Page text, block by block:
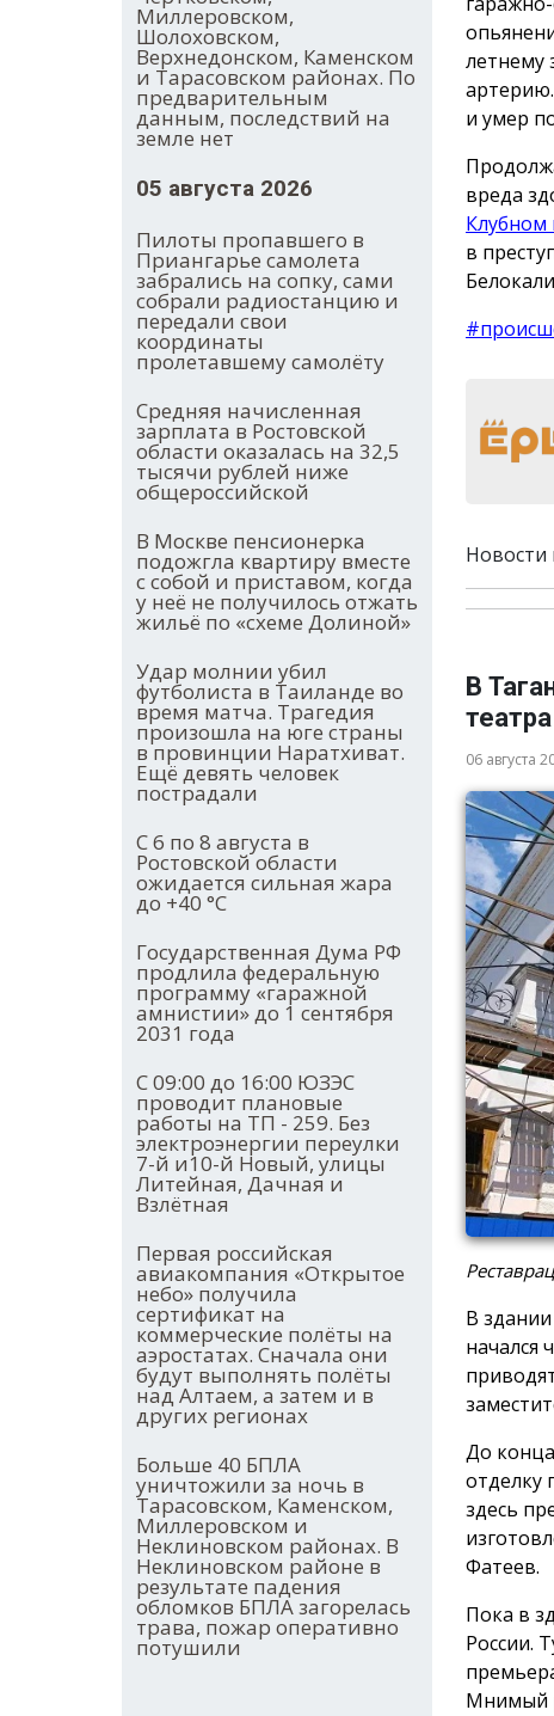
Миллеровском,
Шолоховском,
Верхнедонском, Каменском
и Тарасовском районах. По
предварительным
данным, последствий на
земле нет
05 августа 2026
Пилоты пропавшего в
Приангарье самолета
забрались на сопку, сами
собрали радиостанцию и
передали свои
координаты
пролетавшему самолёту
Средняя начисленная
зарплата в Ростовской
области оказалась на 32,5
тысячи рублей ниже
общероссийской
В Москве пенсионерка
подожгла квартиру вместе
с собой и приставом, когда
у неё не получилось отжать
жильё по «схеме Долиной»
Удар молнии убил
футболиста в Таиланде во
время матча. Трагедия
произошла на юге страны
в провинции Наратхиват.
Ещё девять человек
пострадали
С 6 по 8 августа в
Ростовской области
ожидается сильная жара
до +40 °С
Государственная Дума РФ
продлила федеральную
программу «гаражной
амнистии» до 1 сентября
2031 года
С 09:00 до 16:00 ЮЗЭС
проводит плановые
работы на ТП - 259. Без
электроэнергии переулки
7-й и10-й Новый, улицы
Литейная, Дачная и
Взлётная
Первая российская
авиакомпания «Открытое
небо» получила
сертификат на
коммерческие полёты на
аэростатах. Сначала они
будут выполнять полёты
над Алтаем, а затем и в
других регионах
Больше 40 БПЛА
уничтожили за ночь в
Тарасовском, Каменском,
Миллеровском и
Неклиновском районах. В
Неклиновском районе в
результате падения
обломков БПЛА загорелась
трава, пожар оперативно
потушили
летнему
и умер
вреда
Клубном
в
Новости
В
06 августа
В
начался
До
отделку
здесь
Фатеев.
Пока в
России.
Мнимый